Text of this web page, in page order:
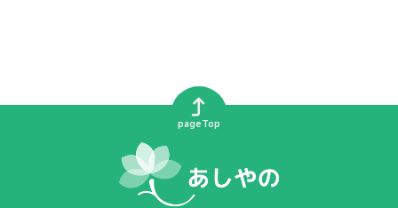
pageTop